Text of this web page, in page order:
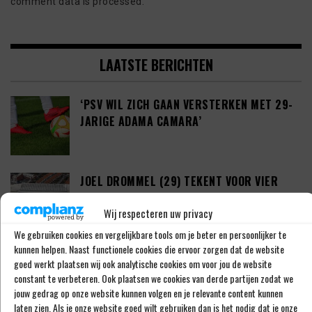
Wij respecteren uw privacy
We gebruiken cookies en vergelijkbare tools om je beter en persoonlijker te
kunnen helpen. Naast functionele cookies die ervoor zorgen dat de website
goed werkt plaatsen wij ook analytische cookies om voor jou de website
constant te verbeteren. Ook plaatsen we cookies van derde partijen zodat we
jouw gedrag op onze website kunnen volgen en je relevante content kunnen
laten zien. Als je onze website goed wilt gebruiken dan is het nodig dat je onze
LAATSTE BERICHTEN
‘PSV WIL ZICH GAAN VERSTERKEN MET 29-
JARIGE ADAMA CAMARA’
JOEL DROMMEL (29) TEKENT VOOR VIER
JAAR BIJ FC TWENTE
‘COUHAIB DRIOUECH ZOU EEN PRIMA
SPELER ZIJN VOOR FEYENOORD’